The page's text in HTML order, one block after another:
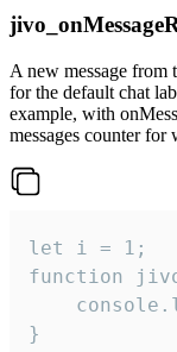
A new message from
for the default chat
example, with
messages counter for
let i = 1;
function
}